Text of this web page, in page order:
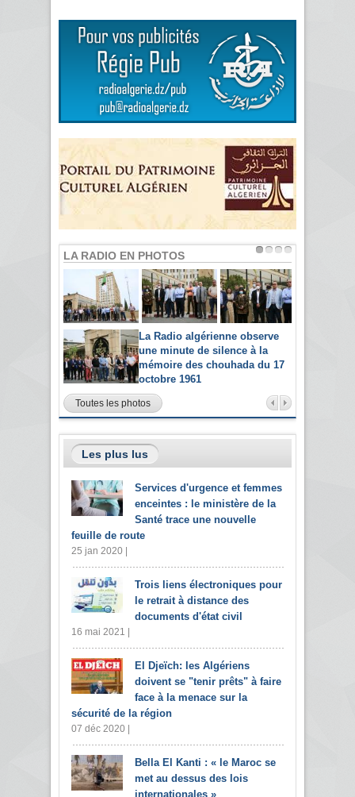
LA RADIO EN PHOTOS
La Radio algérienne observe
une minute de silence à la
mémoire des chouhada du 17
octobre 1961
Toutes les photos
Les plus lus
Services d'urgence et femmes
enceintes : le ministère de la
Santé trace une nouvelle
feuille de route
25 jan 2020 |
Trois liens électroniques pour
le retrait à distance des
documents d'état civil
16 mai 2021 |
El Djeïch: les Algériens
doivent se "tenir prêts" à faire
face à la menace sur la
sécurité de la région
07 déc 2020 |
Bella El Kanti : « le Maroc se
met au dessus des lois
internationales »